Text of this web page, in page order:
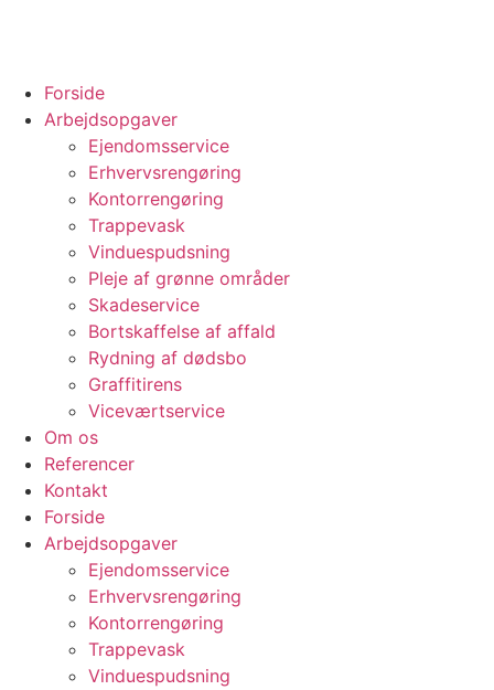
Forside
Arbejdsopgaver
Ejendomsservice
Erhvervsrengøring
Kontorrengøring
Trappevask
Vinduespudsning
Pleje af grønne områder
Skadeservice
Bortskaffelse af affald
Rydning af dødsbo
Graffitirens
Viceværtservice
Om os
Referencer
Kontakt
Forside
Arbejdsopgaver
Ejendomsservice
Erhvervsrengøring
Kontorrengøring
Trappevask
Vinduespudsning